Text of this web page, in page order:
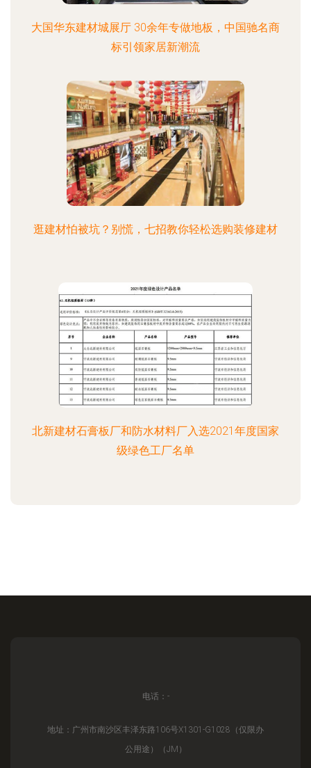
大国华东建材城展厅 30余年专做地板，中国驰名商
标引领家居新潮流
逛建材怕被坑？别慌，七招教你轻松选购装修建材
北新建材石膏板厂和防水材料厂入选2021年度国家
级绿色工厂名单
电话：-
地址：广州市南沙区丰泽东路106号X1301-G1028（仅限办
公用途）（JM）